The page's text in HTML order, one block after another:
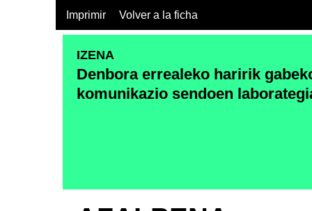
Imprimir Volver a la ficha
IZENA
Denbora errealeko haririk
komunikazio sendoen